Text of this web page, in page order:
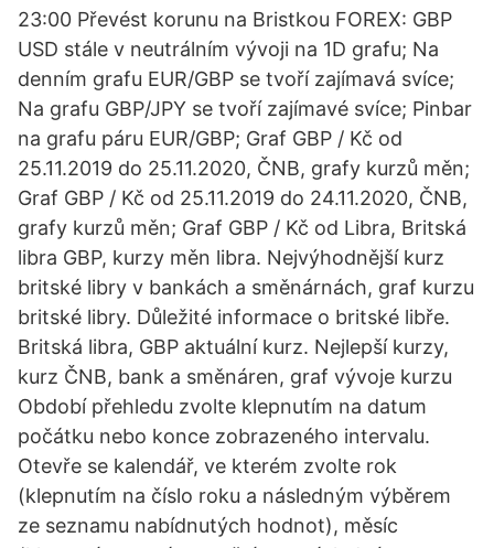
23:00 Převést korunu na Bristkou FOREX: GBP
USD stále v neutrálním vývoji na 1D grafu; Na
denním grafu EUR/GBP se tvoří zajímavá svíce;
Na grafu GBP/JPY se tvoří zajímavé svíce; Pinbar
na grafu páru EUR/GBP; Graf GBP / Kč od
25.11.2019 do 25.11.2020, ČNB, grafy kurzů měn;
Graf GBP / Kč od 25.11.2019 do 24.11.2020, ČNB,
grafy kurzů měn; Graf GBP / Kč od Libra, Britská
libra GBP, kurzy měn libra. Nejvýhodnější kurz
britské libry v bankách a směnárnách, graf kurzu
britské libry. Důležité informace o britské libře.
Britská libra, GBP aktuální kurz. Nejlepší kurzy,
kurz ČNB, bank a směnáren, graf vývoje kurzu
Období přehledu zvolte klepnutím na datum
počátku nebo konce zobrazeného intervalu.
Otevře se kalendář, ve kterém zvolte rok
(klepnutím na číslo roku a následným výběrem
ze seznamu nabídnutých hodnot), měsíc